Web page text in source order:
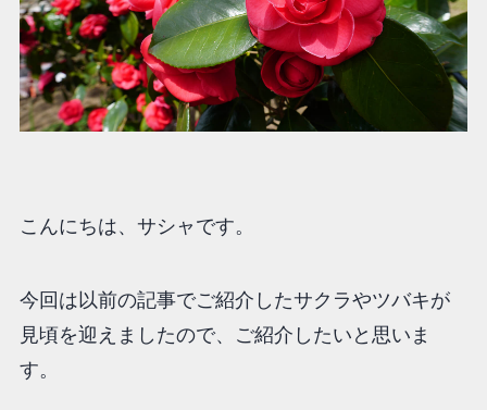
こんにちは、サシャです。
今回は以前の記事でご紹介したサクラやツバキが
見頃を迎えましたので、ご紹介したいと思いま
す。